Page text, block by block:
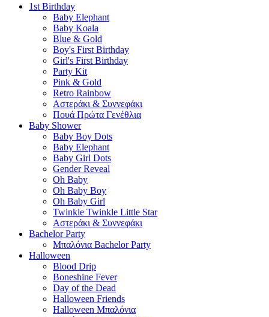
1st Birthday
Baby Elephant
Baby Koala
Blue & Gold
Boy's First Birthday
Girl's First Birthday
Party Kit
Pink & Gold
Retro Rainbow
Αστεράκι & Συννεφάκι
Πουά Πρώτα Γενέθλια
Baby Shower
Baby Boy Dots
Baby Elephant
Baby Girl Dots
Gender Reveal
Oh Baby
Oh Baby Boy
Oh Baby Girl
Twinkle Twinkle Little Star
Αστεράκι & Συννεφάκι
Bachelor Party
Μπαλόνια Bachelor Party
Halloween
Blood Drip
Boneshine Fever
Day of the Dead
Halloween Friends
Halloween Μπαλόνια